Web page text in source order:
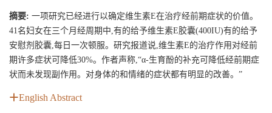
摘要: 一项研究已经进行以确定维生素E在治疗经前期症状的价值。
41名妇女在三个月经周期中,有的给予维生素E胶囊(400IU)有的给予
安慰剂胶囊,每日一次顿服。研究报道说,维生素E的治疗作用对经前
期许多症状可降低30%。作者声称,“α-生育酚的补充可降低经前期症
状而未发现副作用。对身体的和情绪的症状都有明显的改善。”
English Abstract